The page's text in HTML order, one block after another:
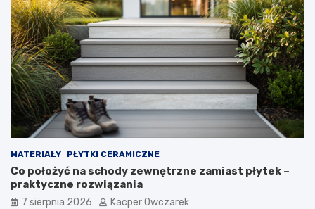
MATERIAŁY PŁYTKI CERAMICZNE
Co położyć na schody zewnętrzne zamiast płytek –
praktyczne rozwiązania
7 sierpnia 2026 Kacper Owczarek